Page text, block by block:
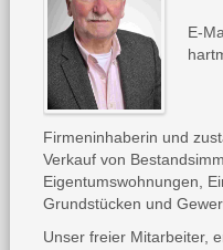
E-
Firmeninhaberin und
Verkauf von
Eigentumswohnungen,
Grundstücken und
Unser freier Mitarbeiter,